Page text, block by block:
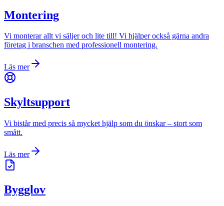
Montering
Vi monterar allt vi säljer och lite till! Vi hjälper också gärna andra
företag i branschen med professionell montering.
Läs mer
Skyltsupport
Vi bistår med precis så mycket hjälp som du önskar – stort som
smått.
Läs mer
Bygglov